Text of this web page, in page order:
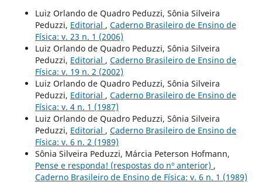
Luiz Orlando de Quadro Peduzzi, Sônia Silveira
Peduzzi, Editorial , Caderno Brasileiro de Ensino de
Física: v. 23 n. 1 (2006)
Luiz Orlando de Quadro Peduzzi, Sônia Silveira
Peduzzi, Editorial , Caderno Brasileiro de Ensino de
Física: v. 19 n. 2 (2002)
Luiz Orlando de Quadro Peduzzi, Sônia Silveira
Peduzzi, Editorial , Caderno Brasileiro de Ensino de
Física: v. 4 n. 1 (1987)
Luiz Orlando de Quadro Peduzzi, Sônia Silveira
Peduzzi, Editorial , Caderno Brasileiro de Ensino de
Física: v. 6 n. 2 (1989)
Sônia Silveira Peduzzi, Márcia Peterson Hofmann,
Pense e responda! (respostas do nº anterior) ,
Caderno Brasileiro de Ensino de Física: v. 6 n. 1 (1989)